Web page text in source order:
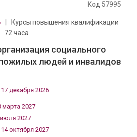
Код 57995
Курсы повышения квалификации
72 часа
социального
людей и инвалидов
декабря 2026
марта 2027
2027
октября 2027